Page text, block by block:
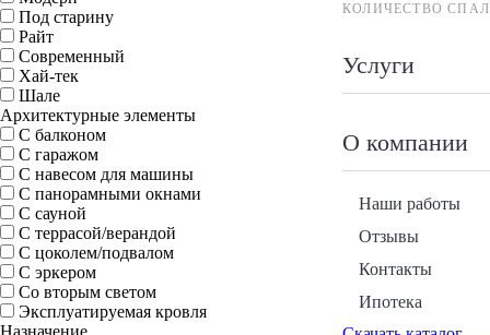
КОЛИЧЕСТВО
Услуги
О компании
Наши работы
Отзывы
Контакты
Ипотека
Под старину
Райт
Современный
Хай-тек
Шале
Архитектурные элементы
С балконом
С гаражом
С навесом для машины
С панорамными окнами
С сауной
С террасой/верандой
С цоколем/подвалом
С эркером
Со вторым светом
Эксплуатируемая кровля
Назначение